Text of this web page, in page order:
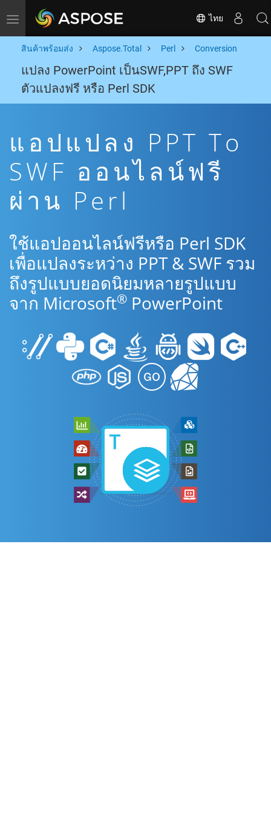
Toggle navigation ไทย
สินค้าพร้อมส่ง Aspose.Total Perl Conversion
แปลง PowerPoint เป็นSWF,PPT ถึง SWF
ตัวแปลงฟรี หรือ Perl SDK
แอปแปลง PPT To
SWF ออนไลน์ฟรี
ผ่าน Perl
ใช้แอปออนไลน์ฟรีหรือ Perl SDK
เพื่อแปลงระหว่าง PPT & SWF รวม
ถึงรูปแบบยอดนิยมหลายรูปแบบ
จาก Microsoft® PowerPoint